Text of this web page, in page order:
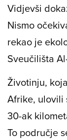
Vidjevši
Nismo
rekao je
Sveučilišta
Životinju,
Afrike, ulovili
30-ak
To područje